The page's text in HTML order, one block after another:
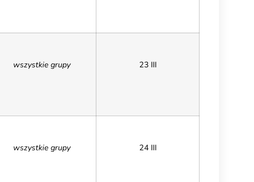
wszystkie grupy 23 III
wszystkie grupy 24 III